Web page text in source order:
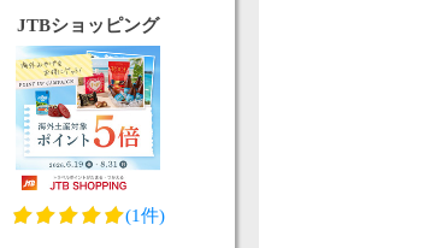
JTBショッピング
(1件)